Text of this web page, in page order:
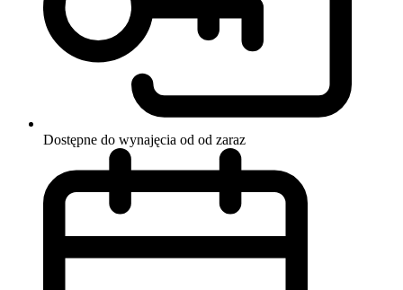
Dostępne do wynajęcia od od zaraz